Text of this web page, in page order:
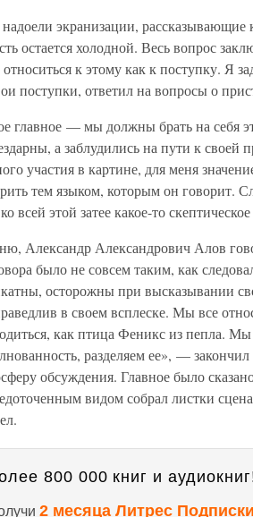
экранизации, рассказывающие
остается холодной. Весь вопрос
относиться к этому как к поступку. Я
поступки, ответил на вопросы о
главное — мы должны брать на себя
а заблудились на пути к
участия в картине, для меня
тем языком, которым он говорит.
всей этой затее какое-то
Александр Александрович Алов
было не совсем таким, как
осторожны при высказывании
в своем всплеске. Мы все
как птица Феникс из пепла.
разделяем ее», —
обсуждения. Главное было
видом собрал листки
800 000 книг и
2 месяца Литрес